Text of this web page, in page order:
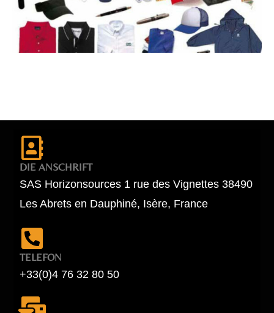
DIE ANSCHRIFT
SAS Horizonsources 1 rue des Vignettes 38490
Les Abrets en Dauphiné, Isère, France
TELEFON
+33(0)4 76 32 80 50